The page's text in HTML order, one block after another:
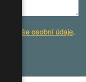
Vaše osobní údaje.